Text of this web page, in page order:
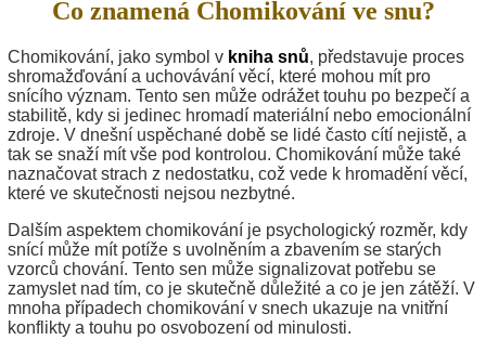
Co znamená Chomikování ve snu?
Chomikování, jako symbol v kniha snů, představuje proces
shromažďování a uchovávání věcí, které mohou mít pro
snícího význam. Tento sen může odrážet touhu po bezpečí a
stabilitě, kdy si jedinec hromadí materiální nebo emocionální
zdroje. V dnešní uspěchané době se lidé často cítí nejistě, a
tak se snaží mít vše pod kontrolou. Chomikování může také
naznačovat strach z nedostatku, což vede k hromadění věcí,
které ve skutečnosti nejsou nezbytné.
Dalším aspektem chomikování je psychologický rozměr, kdy
snící může mít potíže s uvolněním a zbavením se starých
vzorců chování. Tento sen může signalizovat potřebu se
zamyslet nad tím, co je skutečně důležité a co je jen zátěží. V
mnoha případech chomikování v snech ukazuje na vnitřní
konflikty a touhu po osvobození od minulosti.